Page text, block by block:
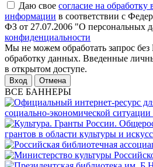
Даю свое согласие на
информации в соответствии с
ФЗ от 27.07.2006 "О персональных
конфиденциальности
Мы не можем обработать запрос без
обработку данных. Введенные
в открытом доступе.
Отмена
ВСЕ БАННЕРЫ